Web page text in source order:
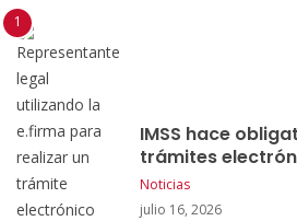
IMSS hace
trámites
Noticias
julio 16, 2026